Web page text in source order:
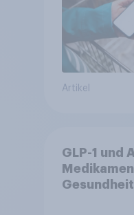
Artikel
GLP-1 und